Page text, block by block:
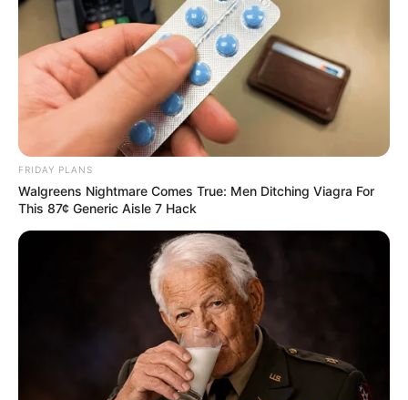
FRIDAY PLANS
Walgreens Nightmare Comes True: Men Ditching Viagra For
This 87¢ Generic Aisle 7 Hack